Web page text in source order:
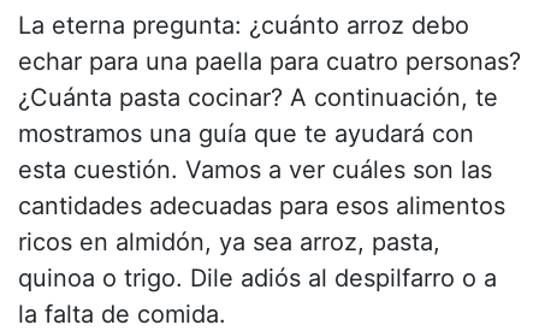
La eterna pregunta: ¿cuánto arroz debo
echar para una paella para cuatro personas?
¿Cuánta pasta cocinar? A continuación, te
mostramos una guía que te ayudará con
esta cuestión. Vamos a ver cuáles son las
cantidades adecuadas para esos alimentos
ricos en almidón, ya sea arroz, pasta,
quinoa o trigo. Dile adiós al despilfarro o a
la falta de comida.